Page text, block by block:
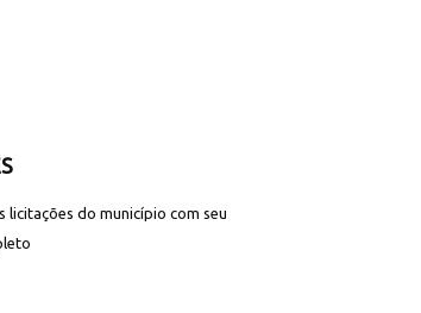
licitações do município com seu